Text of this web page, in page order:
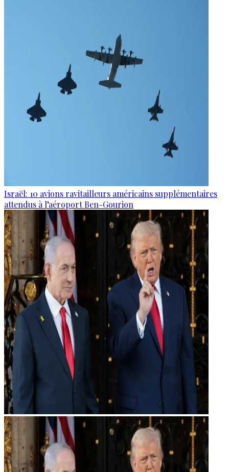
Israël: 10 avions ravitailleurs américains supplémentaires
attendus à l’aéroport Ben-Gourion